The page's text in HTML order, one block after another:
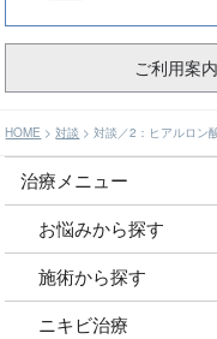
ご利用案
HOME >対談 >対談／2：ヒアルロン
治療メニュー
お悩みから探す
施術から探す
ニキビ治療